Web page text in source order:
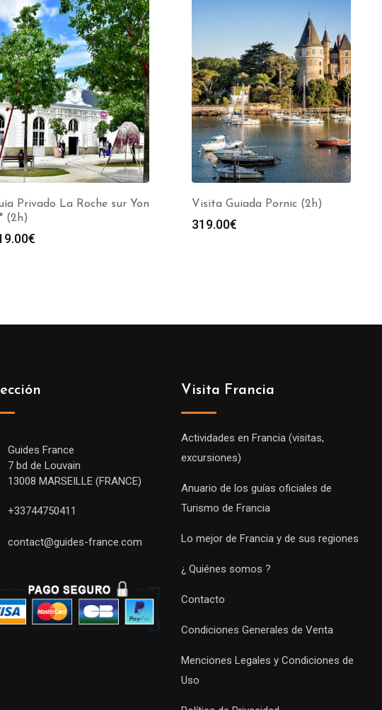
Privado La Roche sur Yon
(2h)
€
Visita Guiada Pornic (2h)
319.00€
Guides France
7 bd de Louvain
13008 MARSEILLE (FRANCE)
+33744750411
contact@guides-france.com
Visita Francia
Actividades en Francia (visitas,
excursiones)
Anuario de los guías oficiales de
Turismo de Francia
Lo mejor de Francia y de sus regiones
¿ Quiénes somos ?
Contacto
Condiciones Generales de Venta
Menciones Legales y Condiciones de
Uso